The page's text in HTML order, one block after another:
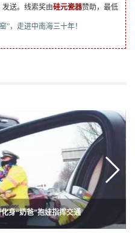
发送。线索奖由硅元瓷器赞助，最低
”，走进中南海三十年！
湖面上现“百元大钞”
身“奶爸”抱娃指挥交通